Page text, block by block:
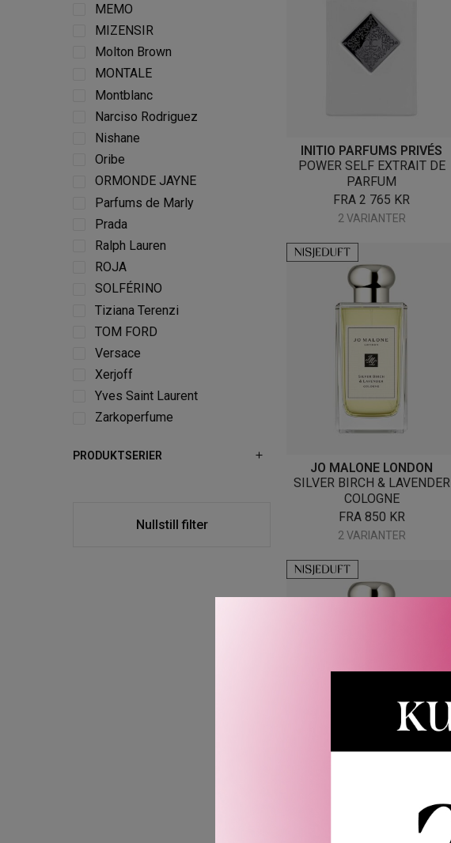
INITIO PARFUMS PRIVÉS
POWER SELF EXTRAIT DE
PARFUM
FRA 2 765 KR
2 VARIANTER
JO MALONE LONDON
SILVER BIRCH & LAVENDER
COLOGNE
FRA 850 KR
2 VARIANTER
GRAPEFRUIT COLOGNE
MEMO
MIZENSIR
Molton Brown
MONTALE
Montblanc
Narciso Rodriguez
Nishane
Oribe
ORMONDE JAYNE
Parfums de Marly
Prada
Ralph Lauren
ROJA
SOLFÉRINO
Tiziana Terenzi
TOM FORD
Versace
Xerjoff
Yves Saint Laurent
Zarkoperfume
PRODUKTSERIER
Nullstill filter